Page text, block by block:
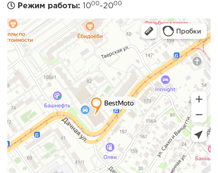
Режим работы: 1000-2000